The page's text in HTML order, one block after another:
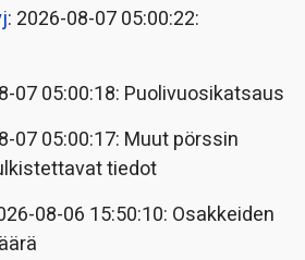
: 2026-08-07 05:00:22:
07 05:00:18: Puolivuosikatsaus
07 05:00:17: Muut pörssin
tiedot
08-06 15:50:10: Osakkeiden